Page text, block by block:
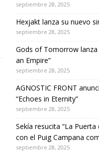
septiembre 28, 2025
Hexjakt lanza su nuevo
septiembre 28, 2025
Gods of Tomorrow lanza
an Empire”
septiembre 28, 2025
AGNOSTIC FRONT
“Echoes in Eternity”
septiembre 28, 2025
Sekía resucita “La
con el Puig Campana
septiembre 28, 2025